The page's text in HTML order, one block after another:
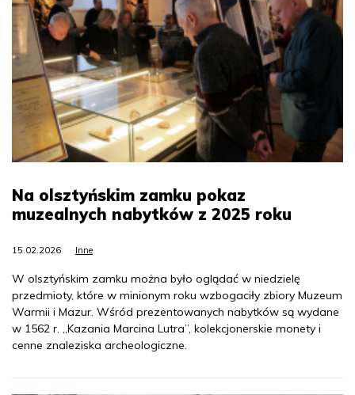
Na olsztyńskim zamku pokaz
muzealnych nabytków z 2025 roku
15.02.2026 Inne
W olsztyńskim zamku można było oglądać w niedzielę
przedmioty, które w minionym roku wzbogaciły zbiory Muzeum
Warmii i Mazur. Wśród prezentowanych nabytków są wydane
w 1562 r. „Kazania Marcina Lutra”, kolekcjonerskie monety i
cenne znaleziska archeologiczne.